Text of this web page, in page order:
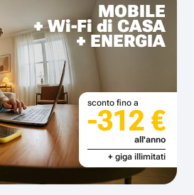
MOBILE
+ Wi-Fi di CASA
+ ENERGIA
sconto fino a
-312 €
all'anno
+ giga illimitati